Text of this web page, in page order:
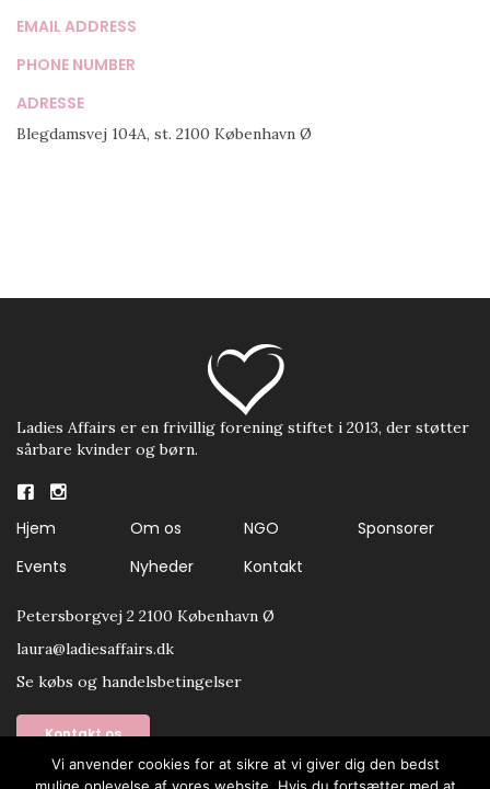
EMAIL ADDRESS
PHONE NUMBER
ADRESSE
Blegdamsvej 104A, st. 2100 København Ø
Ladies Affairs er en frivillig forening stiftet i 2013, der støtter
sårbare kvinder og børn.
Hjem Om os NGO
Sponsorer
Events
Nyheder Kontakt
Petersborgvej 2 2100 København Ø
laura@ladiesaffairs.dk
Se købs og handelsbetingelser
Kontakt os
Vi anvender cookies for at sikre at vi giver dig den bedst